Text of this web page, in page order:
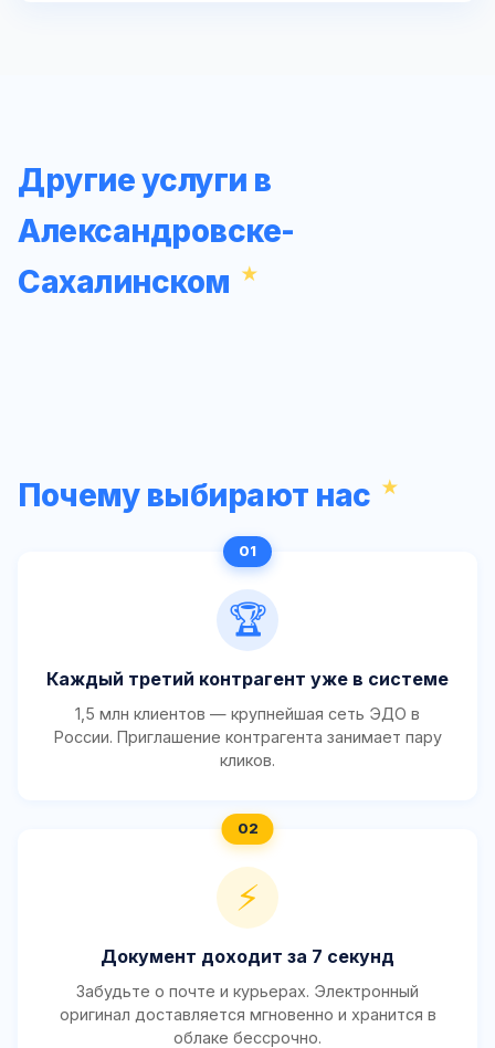
Другие услуги в
Александровске-
Сахалинском
Почему выбирают нас
🏆
Каждый третий контрагент уже в системе
1,5 млн клиентов — крупнейшая сеть ЭДО в
России. Приглашение контрагента занимает пару
кликов.
⚡
Документ доходит за 7 секунд
Забудьте о почте и курьерах. Электронный
оригинал доставляется мгновенно и хранится в
облаке бессрочно.